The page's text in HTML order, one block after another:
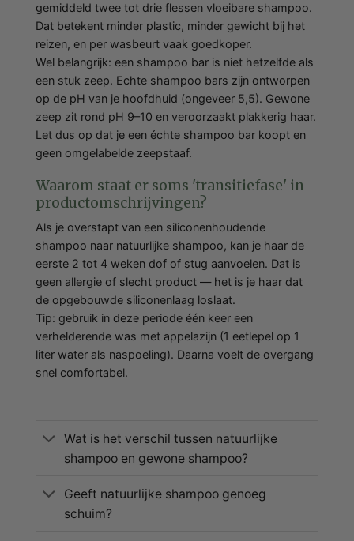
gemiddeld twee tot drie flessen vloeibare shampoo.
Dat betekent minder plastic, minder gewicht bij het
reizen, en per wasbeurt vaak goedkoper.
Wel belangrijk: een shampoo bar is niet hetzelfde als
een stuk zeep. Echte shampoo bars zijn ontworpen
op de pH van je hoofdhuid (ongeveer 5,5). Gewone
zeep zit rond pH 9–10 en veroorzaakt plakkerig haar.
Let dus op dat je een échte shampoo bar koopt en
geen omgelabelde zeepstaaf.
Waarom staat er soms 'transitiefase' in
productomschrijvingen?
Als je overstapt van een siliconenhoudende
shampoo naar natuurlijke shampoo, kan je haar de
eerste 2 tot 4 weken dof of stug aanvoelen. Dat is
geen allergie of slecht product — het is je haar dat
de opgebouwde siliconenlaag loslaat.
Tip: gebruik in deze periode één keer een
verhelderende was met appelazijn (1 eetlepel op 1
liter water als naspoeling). Daarna voelt de overgang
snel comfortabel.
Wat is het verschil tussen natuurlijke
shampoo en gewone shampoo?
Geeft natuurlijke shampoo genoeg
schuim?